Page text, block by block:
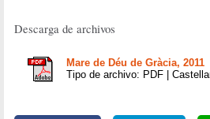
Descarga de archivos
Mare de Déu de Gràcia, 2011
Tipo de archivo: PDF |